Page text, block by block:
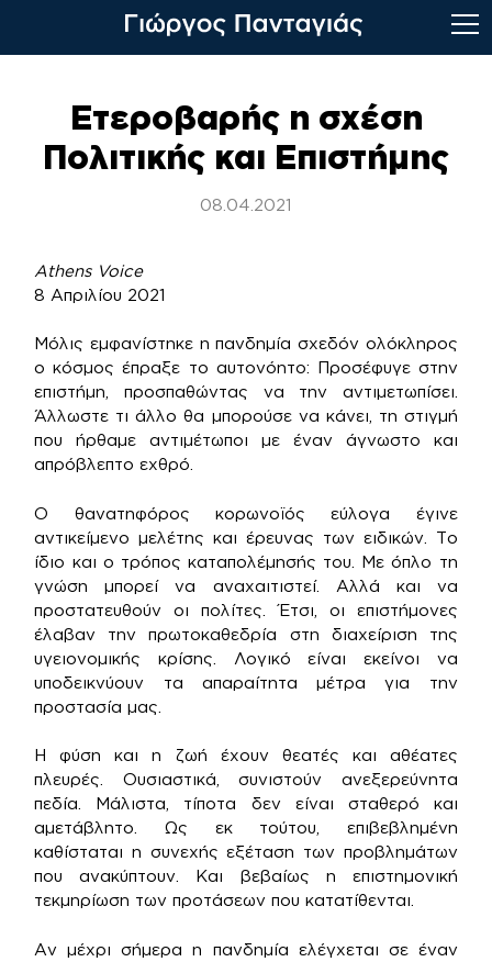
Ετεροβαρής η σχέση
Πολιτικής και Επιστήμης
08.04.2021
Athens Voice
8 Απριλίου 2021
Μόλις εμφανίστηκε η πανδημία σχεδόν ολόκληρος
ο κόσμος έπραξε το αυτονόητο: Προσέφυγε στην
επιστήμη, προσπαθώντας να την αντιμετωπίσει.
Άλλωστε τι άλλο θα μπορούσε να κάνει, τη στιγμή
που ήρθαμε αντιμέτωποι με έναν άγνωστο και
απρόβλεπτο εχθρό.
Ο θανατηφόρος κορωνοϊός εύλογα έγινε
αντικείμενο μελέτης και έρευνας των ειδικών. Το
ίδιο και ο τρόπος καταπολέμησής του. Με όπλο τη
γνώση μπορεί να αναχαιτιστεί. Αλλά και να
προστατευθούν οι πολίτες. Έτσι, οι επιστήμονες
έλαβαν την πρωτοκαθεδρία στη διαχείριση της
υγειονομικής κρίσης. Λογικό είναι εκείνοι να
υποδεικνύουν τα απαραίτητα μέτρα για την
προστασία μας.
Η φύση και η ζωή έχουν θεατές και αθέατες
πλευρές. Ουσιαστικά, συνιστούν ανεξερεύνητα
πεδία. Μάλιστα, τίποτα δεν είναι σταθερό και
αμετάβλητο. Ως εκ τούτου, επιβεβλημένη
καθίσταται η συνεχής εξέταση των προβλημάτων
που ανακύπτουν. Και βεβαίως η επιστημονική
τεκμηρίωση των προτάσεων που κατατίθενται.
Αν μέχρι σήμερα η πανδημία ελέγχεται σε έναν